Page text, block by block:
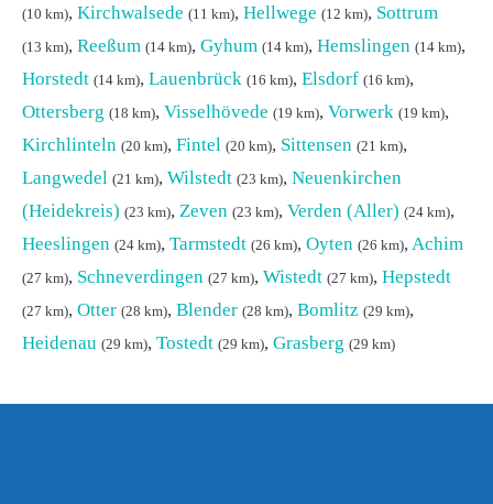
(10 km), Kirchwalsede (11 km), Hellwege (12 km), Sottrum
(13 km), Reeßum (14 km), Gyhum (14 km), Hemslingen (14 km),
Horstedt (14 km), Lauenbrück (16 km), Elsdorf (16 km),
Ottersberg (18 km), Visselhövede (19 km), Vorwerk (19 km),
Kirchlinteln (20 km), Fintel (20 km), Sittensen (21 km),
Langwedel (21 km), Wilstedt (23 km), Neuenkirchen
(Heidekreis) (23 km), Zeven (23 km), Verden (Aller) (24 km),
Heeslingen (24 km), Tarmstedt (26 km), Oyten (26 km), Achim
(27 km), Schneverdingen (27 km), Wistedt (27 km), Hepstedt
(27 km), Otter (28 km), Blender (28 km), Bomlitz (29 km),
Heidenau (29 km), Tostedt (29 km), Grasberg (29 km)